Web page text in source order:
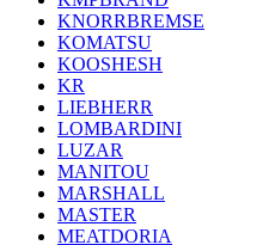
KNORRBREMSE
KOMATSU
KOOSHESH
KR
LIEBHERR
LOMBARDINI
LUZAR
MANITOU
MARSHALL
MASTER
MEATDORIA